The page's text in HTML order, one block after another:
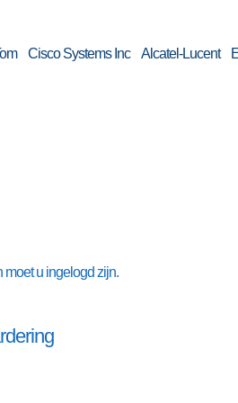
Cisco Systems Inc Alcatel-Lucent
moet u ingelogd zijn.